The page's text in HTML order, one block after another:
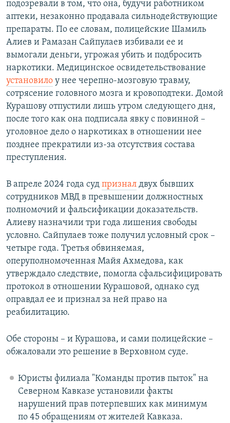
подозревали в том, что она, будучи работником
аптеки, незаконно продавала сильнодействующие
препараты. По ее словам, полицейские Шамиль
Алиев и Рамазан Сайпулаев избивали ее и
вымогали деньги, угрожая убить и подбросить
наркотики. Медицинское освидетельствование
установило у нее черепно-мозговую травму,
сотрясение головного мозга и кровоподтеки. Домой
Курашову отпустили лишь утром следующего дня,
после того как она подписала явку с повинной –
уголовное дело о наркотиках в отношении нее
позднее прекратили из-за отсутствия состава
преступления.
В апреле 2024 года суд признал двух бывших
сотрудников МВД в превышении должностных
полномочий и фальсификации доказательств.
Алиеву назначили три года лишения свободы
условно. Сайпулаев тоже получил условный срок –
четыре года. Третья обвиняемая,
оперуполномоченная Майя Ахмедова, как
утверждало следствие, помогла сфальсифицировать
протокол в отношении Курашовой, однако суд
оправдал ее и признал за ней право на
реабилитацию.
Обе стороны – и Курашова, и сами полицейские –
обжаловали это решение в Верховном суде.
Юристы филиала "Команды против пыток" на
Северном Кавказе установили факты
нарушений прав потерпевших как минимум
по 45 обращениям от жителей Кавказа.